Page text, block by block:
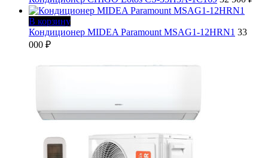
900 ₽.
В корзину
Кондиционер MIDEA Paramount MSAG1-12HRN1 33
000 ₽